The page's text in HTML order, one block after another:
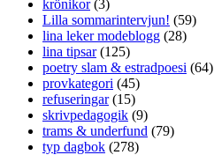
krönikor(3)
Lilla sommarintervjun! (59)
lina leker modeblogg (28)
lina tipsar(125)
poetry slam & estradpoesi (64)
provkategori (45)
refuseringar(15)
skrivpedagogik (9)
trams & underfund (79)
typ dagbok (278)